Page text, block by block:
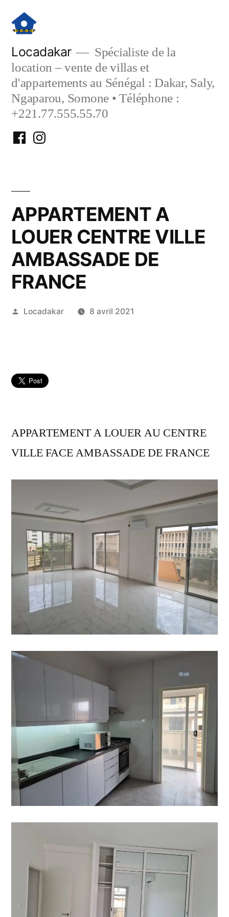
contenu
Locadakar
Spécialiste de la
location – vente de villas et
d'appartements au Sénégal : Dakar, Saly,
Ngaparou, Somone • Téléphone :
+221.77.555.55.70
FacebookInstagram
APPARTEMENT A
LOUER CENTRE VILLE
AMBASSADE DE
FRANCE
Publié
Locadakar 8 avril 2021
APPARTEMENT A LOUER AU CENTRE
VILLE FACE AMBASSADE DE FRANCE